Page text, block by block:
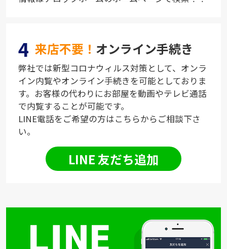
4 来店不要！ オンライン手続き
弊社では新型コロナウィルス対策として、オンラ
イン内覧やオンライン手続きを可能としておりま
す。お客様の代わりにお部屋を動画やテレビ通話
で内覧することが可能です。
LINE電話をご希望の方はこちらからご相談下さ
い。
LINE 友だち追加